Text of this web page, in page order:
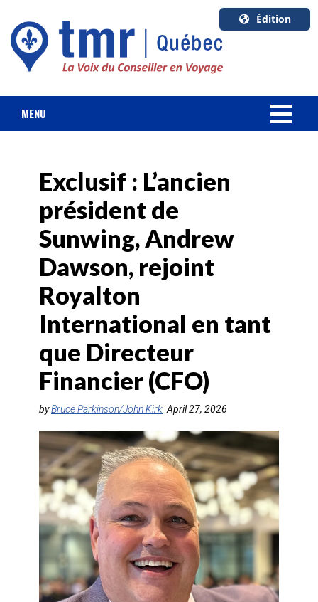
Édition
U.S.A.
English
Canada
MENU
FORFAIT VACANCES
CROISIÈRES
HOTELS & RESORTS
DESTINATIONS
AGENTS DE VOYAGE
FORMATION & RESSOURCES
Exclusif : L’ancien
président de
Sunwing, Andrew
Dawson, rejoint
Royalton
International en tant
que Directeur
Financier (CFO)
byBruce Parkinson/John Kirk April 27, 2026